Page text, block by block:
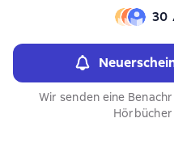
30
Wir senden eine